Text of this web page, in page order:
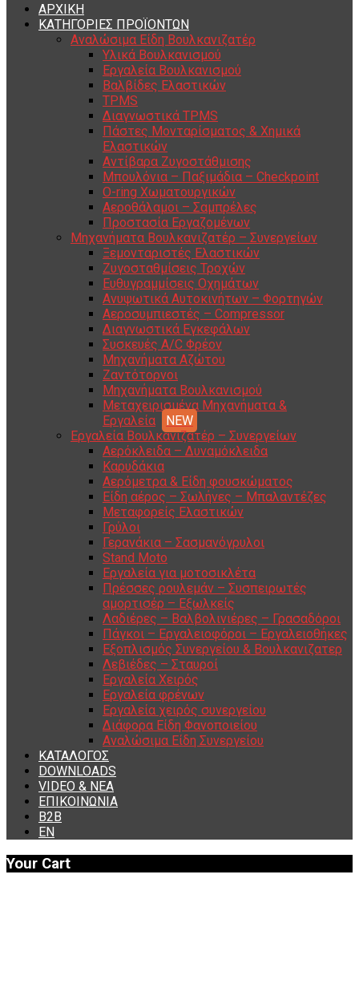
ΑΡΧΙΚΗ
ΚΑΤΗΓΟΡΙΕΣ ΠΡΟΪΟΝΤΩΝ
Αναλώσιμα Είδη Βουλκανιζατέρ
Υλικά Βουλκανισμού
Εργαλεία Βουλκανισμού
Βαλβίδες Ελαστικών
TPMS
Διαγνωστικά TPMS
Πάστες Μονταρίσματος & Χημικά
Ελαστικών
Αντίβαρα Ζυγοστάθμισης
Μπουλόνια – Παξιμάδια – Checkpoint
O-ring Χωματουργικών
Αεροθάλαμοι – Σαμπρέλες
Προστασία Εργαζομένων
Μηχανήματα Βουλκανιζατέρ – Συνεργείων
Ξεμονταριστές Ελαστικών
Ζυγοσταθμίσεις Τροχών
Ευθυγραμμίσεις Οχημάτων
Ανυψωτικά Αυτοκινήτων – Φορτηγών
Αεροσυμπιεστές – Compressor
Διαγνωστικά Εγκεφάλων
Συσκευές A/C Φρέον
Μηχανήματα Αζώτου
Ζαντότορνοι
Μηχανήματα Βουλκανισμού
Μεταχειρισμένα Μηχανήματα &
Εργαλεία
Εργαλεία Βουλκανιζατέρ – Συνεργείων
Αερόκλειδα – Δυναμόκλειδα
Καρυδάκια
Αερόμετρα & Είδη φουσκώματος
Είδη αέρος – Σωλήνες – Μπαλαντέζες
Μεταφορείς Ελαστικών
Γρύλοι
Γερανάκια – Σασμανόγρυλοι
Stand Moto
Εργαλεία για μοτοσικλέτα
Πρέσσες ρουλεμάν – Συσπειρωτές
αμορτισέρ – Εξωλκείς
Λαδιέρες – Βαλβολινιέρες – Γρασαδόροι
Πάγκοι – Εργαλειοφόροι – Εργαλειοθήκες
Εξοπλισμός Συνεργείου & Βουλκανιζατερ
Λεβιέδες – Σταυροί
Εργαλεία Χειρός
Εργαλεία φρένων
Εργαλεία χειρός συνεργείου
Διάφορα Είδη Φανοποιείου
Αναλώσιμα Είδη Συνεργείου
ΚΑΤΑΛΟΓΟΣ
DOWNLOADS
VIDEO & ΝΕΑ
ΕΠΙΚΟΙΝΩΝΙΑ
B2B
ΕΝ
Your Cart